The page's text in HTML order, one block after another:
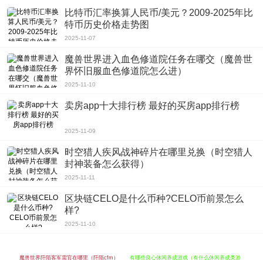
订操作，并继续装订的具体操作步骤;
2、在好分数官网查成绩2020登录入口登录，进入好成绩主页，点击1进行绑
3、和身份证号码，点击3确认，则可以完成绑定，孩子的考试成绩不会显示在里
面。
比特币汇率换算人民币/美元？2009-2025年比
特币历史价格走势图
2025-11-07
魔兽世界进入血色修道院任务在哪交（魔兽世
界怀旧服血色修道院怎么进）
2025-11-10
卖房app十大排行榜 最好的买房app排行榜
2025-11-09
时空猎人疾风战神碎片在哪里兑换（时空猎人
封神装备怎么获得）
2025-11-11
区块链CELO是什么币种?CELO币前景怎么
样?
2025-11-10
魔兽世界阡陌客军需官在哪里（阡陌cfm） 有哪些良心休闲养成游戏（有什么休闲养成类游